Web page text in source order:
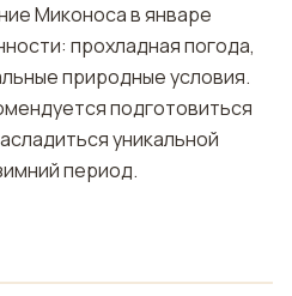
Миконоса в январе
прохладная погода,
природные условия.
подготовиться
уникальной
период.